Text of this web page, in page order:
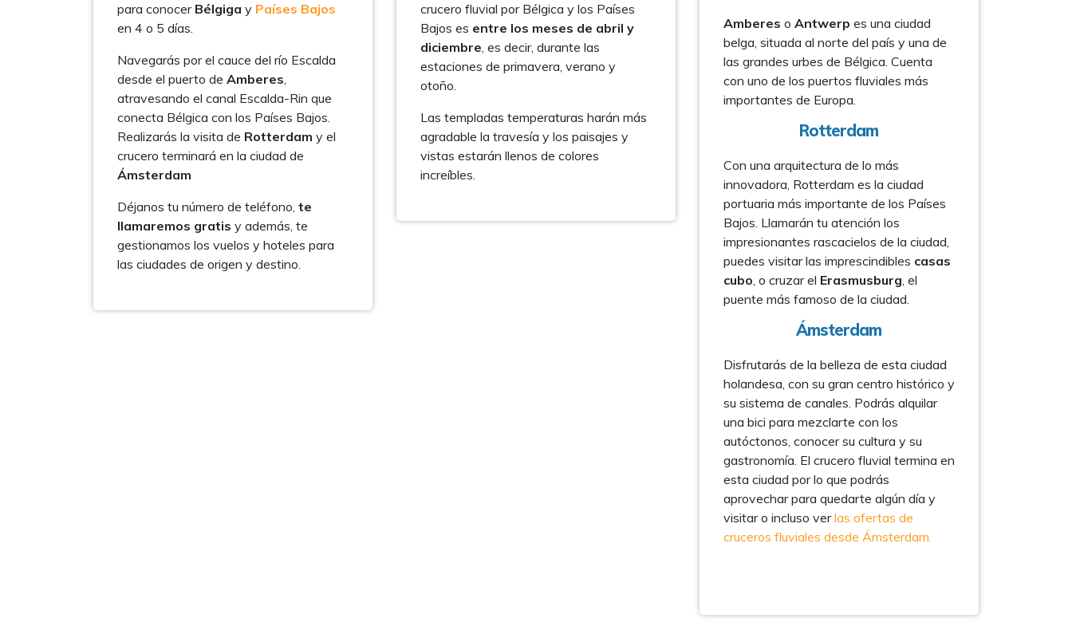
para conocer Bélgiga y Países Bajos
en 4 o 5 días.
Navegarás por el cauce del río Escalda
desde el puerto de Amberes,
atravesando el canal Escalda-Rin que
conecta Bélgica con los Países Bajos.
Realizarás la visita de Rotterdam y el
crucero terminará en la ciudad de
Ámsterdam
Déjanos tu número de teléfono, te
llamaremos gratis y además, te
gestionamos los vuelos y hoteles para
las ciudades de origen y destino.
crucero fluvial por Bélgica y los Países
Bajos es entre los meses de abril y
diciembre, es decir, durante las
estaciones de primavera, verano y
otoño.
Las templadas temperaturas harán más
agradable la travesía y los paisajes y
vistas estarán llenos de colores
increíbles.
Amberes o Antwerp es una ciudad
belga, situada al norte del país y una de
las grandes urbes de Bélgica. Cuenta
con uno de los puertos fluviales más
importantes de Europa.
Rotterdam
Con una arquitectura de lo más
innovadora, Rotterdam es la ciudad
portuaria más importante de los Países
Bajos. Llamarán tu atención los
impresionantes rascacielos de la ciudad,
puedes visitar las imprescindibles casas
cubo, o cruzar el Erasmusburg, el
puente más famoso de la ciudad.
Ámsterdam
Disfrutarás de la belleza de esta ciudad
holandesa, con su gran centro histórico y
su sistema de canales. Podrás alquilar
una bici para mezclarte con los
autóctonos, conocer su cultura y su
gastronomía. El crucero fluvial termina en
esta ciudad por lo que podrás
aprovechar para quedarte algún día y
visitar o incluso verlas ofertas de
cruceros fluviales desde Ámsterdam.